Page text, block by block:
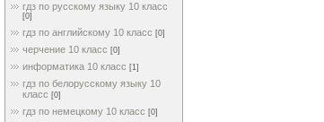
гдз по русскому языку 10 класс
[0]
гдз по английскому 10 класс [0]
черчение 10 класс [0]
информатика 10 класс [1]
гдз по белорусскому языку 10
класс [0]
гдз по немецкому 10 класс [0]